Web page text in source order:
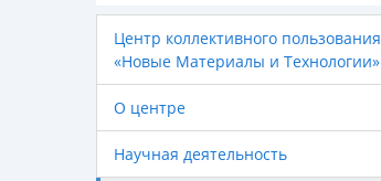
Центр коллективного пользования
«Новые Материалы и Технологии»
О центре
Научная деятельность